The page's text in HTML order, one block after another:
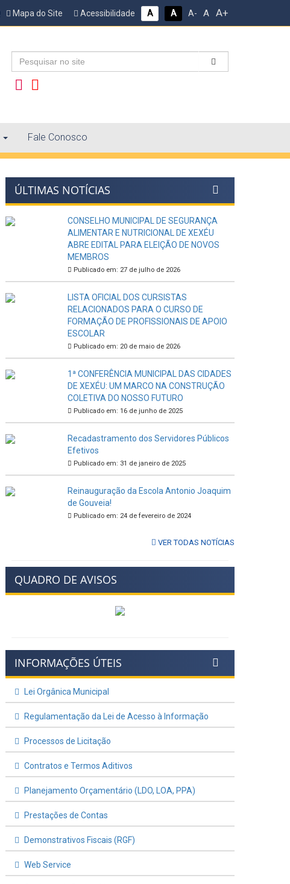
Mapa do Site Acessibilidade A A A- A A+
Fale Conosco
ÚLTIMAS NOTÍCIAS
CONSELHO MUNICIPAL DE SEGURANÇA
ALIMENTAR E NUTRICIONAL DE XEXÉU
ABRE EDITAL PARA ELEIÇÃO DE NOVOS
MEMBROS
Publicado em: 27 de julho de 2026
LISTA OFICIAL DOS CURSISTAS
RELACIONADOS PARA O CURSO DE
FORMAÇÃO DE PROFISSIONAIS DE APOIO
ESCOLAR
Publicado em: 20 de maio de 2026
1ª CONFERÊNCIA MUNICIPAL DAS CIDADES
DE XEXÉU: UM MARCO NA CONSTRUÇÃO
COLETIVA DO NOSSO FUTURO
Publicado em: 16 de junho de 2025
Recadastramento dos Servidores Públicos
Efetivos
Publicado em: 31 de janeiro de 2025
Reinauguração da Escola Antonio Joaquim
de Gouveia!
Publicado em: 24 de fevereiro de 2024
VER TODAS NOTÍCIAS
QUADRO DE AVISOS
INFORMAÇÕES ÚTEIS
Lei Orgânica Municipal
Regulamentação da Lei de Acesso à Informação
Processos de Licitação
Contratos e Termos Aditivos
Planejamento Orçamentário (LDO, LOA, PPA)
Prestações de Contas
Demonstrativos Fiscais (RGF)
Web Service